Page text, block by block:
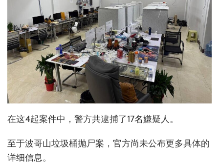
在这4起案件中，警方共逮捕了17名嫌疑人。
至于波哥山垃圾桶抛尸案，官方尚未公布更多具体的
详细信息。